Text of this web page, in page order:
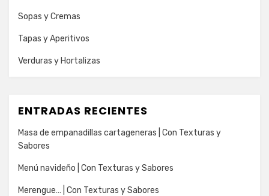
Sopas y Cremas
Tapas y Aperitivos
Verduras y Hortalizas
ENTRADAS RECIENTES
Masa de empanadillas cartageneras | Con Texturas y
Sabores
Menú navideño | Con Texturas y Sabores
Merengue… | Con Texturas y Sabores